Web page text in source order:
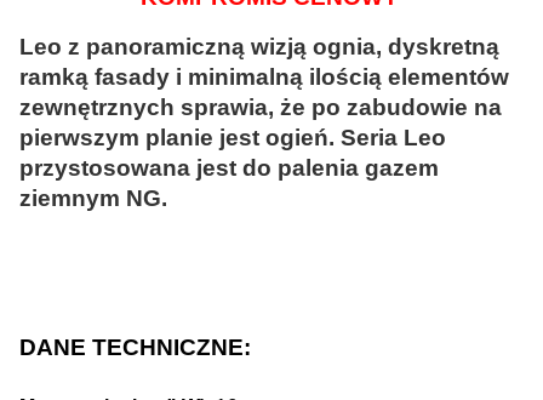
Leo z panoramiczną wizją ognia, dyskretną
ramką fasady i minimalną ilością elementów
zewnętrznych sprawia, że po zabudowie na
pierwszym planie jest ogień. Seria Leo
przystosowana jest do palenia gazem
ziemnym NG.
DANE TECHNICZNE: